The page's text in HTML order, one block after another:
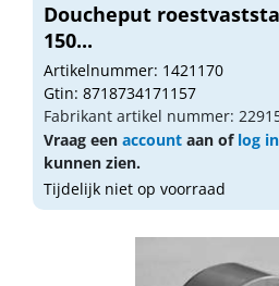
Doucheput
150...
Artikelnummer: 1421170
Gtin: 8718734171157
Fabrikant artikel nummer:
Vraag een account aan of log in
kunnen zien.
Tijdelijk niet op voorraad